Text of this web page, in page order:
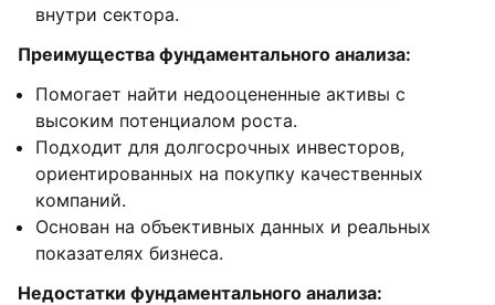
внутри сектора.
Преимущества фундаментального анализа:
Помогает найти недооцененные активы с
высоким потенциалом роста.
Подходит для долгосрочных инвесторов,
ориентированных на покупку качественных
компаний.
Основан на объективных данных и реальных
показателях бизнеса.
Недостатки фундаментального анализа: